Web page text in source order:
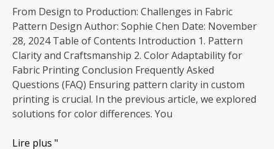
From Design to Production: Challenges in Fabric
Pattern Design Author: Sophie Chen Date: November
28, 2024 Table of Contents Introduction 1. Pattern
Clarity and Craftsmanship 2. Color Adaptability for
Fabric Printing Conclusion Frequently Asked
Questions (FAQ) Ensuring pattern clarity in custom
printing is crucial. In the previous article, we explored
solutions for color differences. You
Lire plus "